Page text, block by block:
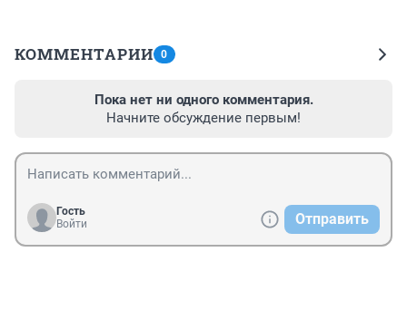
КОММЕНТАРИИ 0
Пока нет ни одного комментария.
Начните обсуждение первым!
Гость
Войти
Отправить